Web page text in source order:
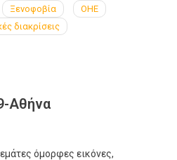
Ξενοφοβία
ΟΗΕ
διακρίσεις
Αθήνα
όμορφες εικόνες,